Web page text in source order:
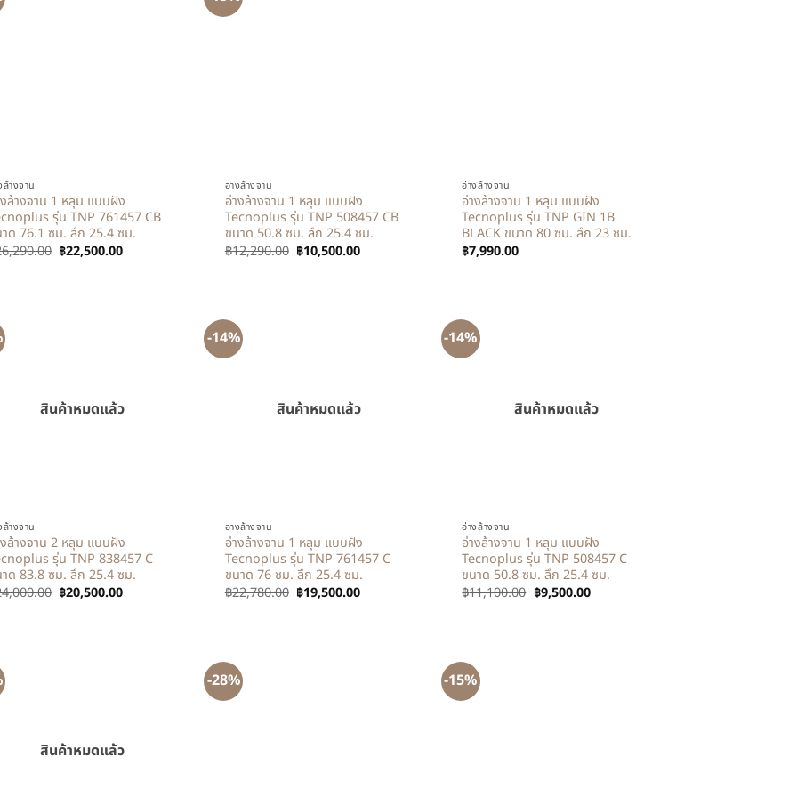
ล้างจาน
ล้างจาน 1 หลุม แบบฝัง
รุ่น TNP 761457 CB
ด 76.1 ซม. ลึก 25.4 ซม.
฿22,500.00
อ่างล้างจาน
อ่างล้างจาน 1 หลุม แบบฝัง
Tecnoplus รุ่น TNP 508457 CB
ขนาด 50.8 ซม. ลึก 25.4 ซม.
฿12,290.00 ฿10,500.00
อ่างล้างจาน
อ่างล้างจาน 1 หลุม แบบฝัง
Tecnoplus รุ่น TNP GIN 1B
BLACK ขนาด 80 ซม. ลึก 23 ซม.
฿7,990.00
สินค้าหมดแล้ว
ล้างจาน
ล้างจาน 2 หลุม แบบฝัง
รุ่น TNP 838457 C
ด 83.8 ซม. ลึก 25.4 ซม.
฿20,500.00
-14%
สินค้าหมดแล้ว
อ่างล้างจาน
อ่างล้างจาน 1 หลุม แบบฝัง
Tecnoplus รุ่น TNP 761457 C
ขนาด 76 ซม. ลึก 25.4 ซม.
฿22,780.00 ฿19,500.00
-14%
สินค้าหมดแล้ว
อ่างล้างจาน
อ่างล้างจาน 1 หลุม แบบฝัง
Tecnoplus รุ่น TNP 508457 C
ขนาด 50.8 ซม. ลึก 25.4 ซม.
฿11,100.00 ฿9,500.00
สินค้าหมดแล้ว
-28% -15%